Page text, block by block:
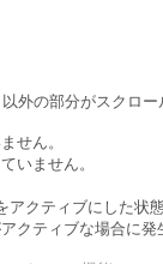
外の部分がスクロ
せん。
いません。
アクティブにした
クティブな場合に発